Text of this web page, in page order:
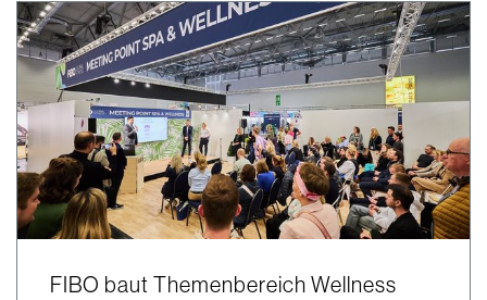
FIBO baut Themenbereich Wellness